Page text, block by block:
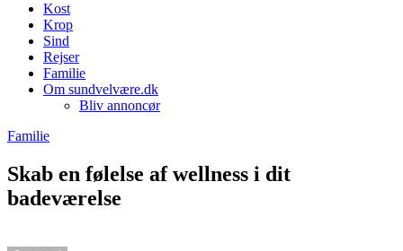
Kost
Krop
Sind
Rejser
Familie
Om sundvelvære.dk
Bliv annoncør
Familie
Skab en følelse af wellness i dit
badeværelse